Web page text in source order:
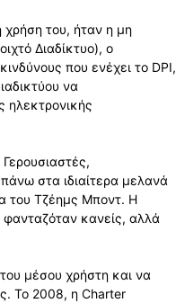
χρήση του, ήταν η μη
Διαδίκτυο), ο
που ενέχει το DPI,
να
ηλεκτρονικής
στα ιδιαίτερα μελανά
του Τζέημς Μποντ. Η
κανείς, αλλά
μέσου χρήστη και να
Το 2008, η Charter